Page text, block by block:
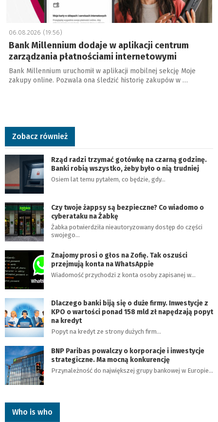
06.08.2026 (19:56)
Bank Millennium dodaje w aplikacji centrum
zarządzania płatnościami internetowymi
Bank Millennium uruchomił w aplikacji mobilnej sekcję Moje
zakupy online. Pozwala ona śledzić historię zakupów w …
Zobacz również
Rząd radzi trzymać gotówkę na czarną godzinę.
Banki robią wszystko, żeby było o nią trudniej
Osiem lat temu pytałem, co będzie, gdy…
Czy twoje żappsy są bezpieczne? Co wiadomo o
cyberataku na Żabkę
Żabka potwierdziła nieautoryzowany dostęp do części
swojego…
Znajomy prosi o głos na Zofię. Tak oszuści
przejmują konta na WhatsAppie
Wiadomość przychodzi z konta osoby zapisanej w…
Dlaczego banki biją się o duże firmy. Inwestycje z
KPO o wartości ponad 158 mld zł napędzają popyt
na kredyt
Popyt na kredyt ze strony dużych firm…
BNP Paribas powalczy o korporacje i inwestycje
strategiczne. Ma mocną konkurencję
Przynależność do największej grupy bankowej w Europie…
Who is who